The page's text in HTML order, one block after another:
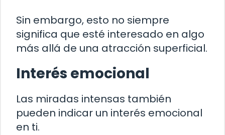
Sin embargo, esto no siempre
significa que esté interesado en algo
más allá de una atracción superficial.
Interés emocional
Las miradas intensas también
pueden indicar un interés emocional
en ti.